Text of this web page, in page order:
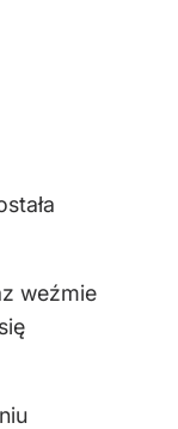
weźmie